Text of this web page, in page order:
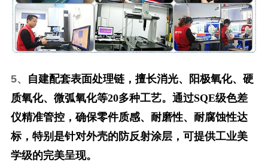
5、
自建配套表面处理链，擅长消光、阳极氧化、硬
质氧化、微弧氧化等20多种工艺。通过SQE级色差
仪精准管控，确保零件质感、耐磨性、耐腐蚀性达
标，特别是针对外壳的防反射涂层，可提供工业美
学级的完美呈现。